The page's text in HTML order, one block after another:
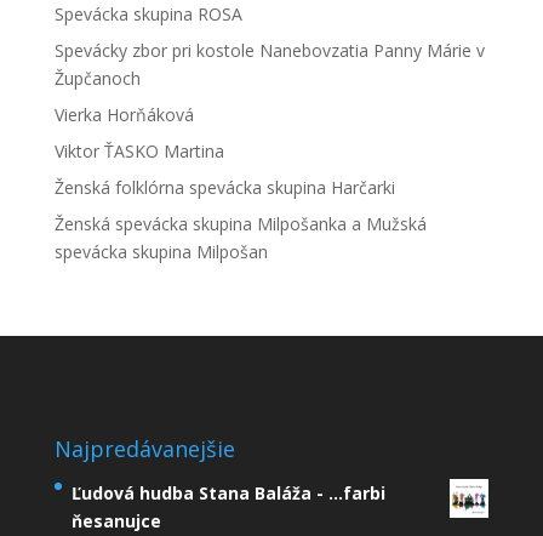
Spevácka skupina ROSA
Spevácky zbor pri kostole Nanebovzatia Panny Márie v
Župčanoch
Vierka Horňáková
Viktor ŤASKO Martina
Ženská folklórna spevácka skupina Harčarki
Ženská spevácka skupina Milpošanka a Mužská
spevácka skupina Milpošan
Najpredávanejšie
Ľudová hudba Stana Baláža - ...farbi
ňesanujce